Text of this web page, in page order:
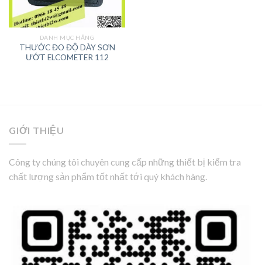
DANH MỤC HÃNG
THƯỚC ĐO ĐỘ DÀY SƠN
ƯỚT ELCOMETER 112
GIỚI THIỆU
Công ty chúng tôi chuyên cung cấp những thiết bị kiểm tra
chất lượng sản phẩm tốt nhất tới quý khách hàng.